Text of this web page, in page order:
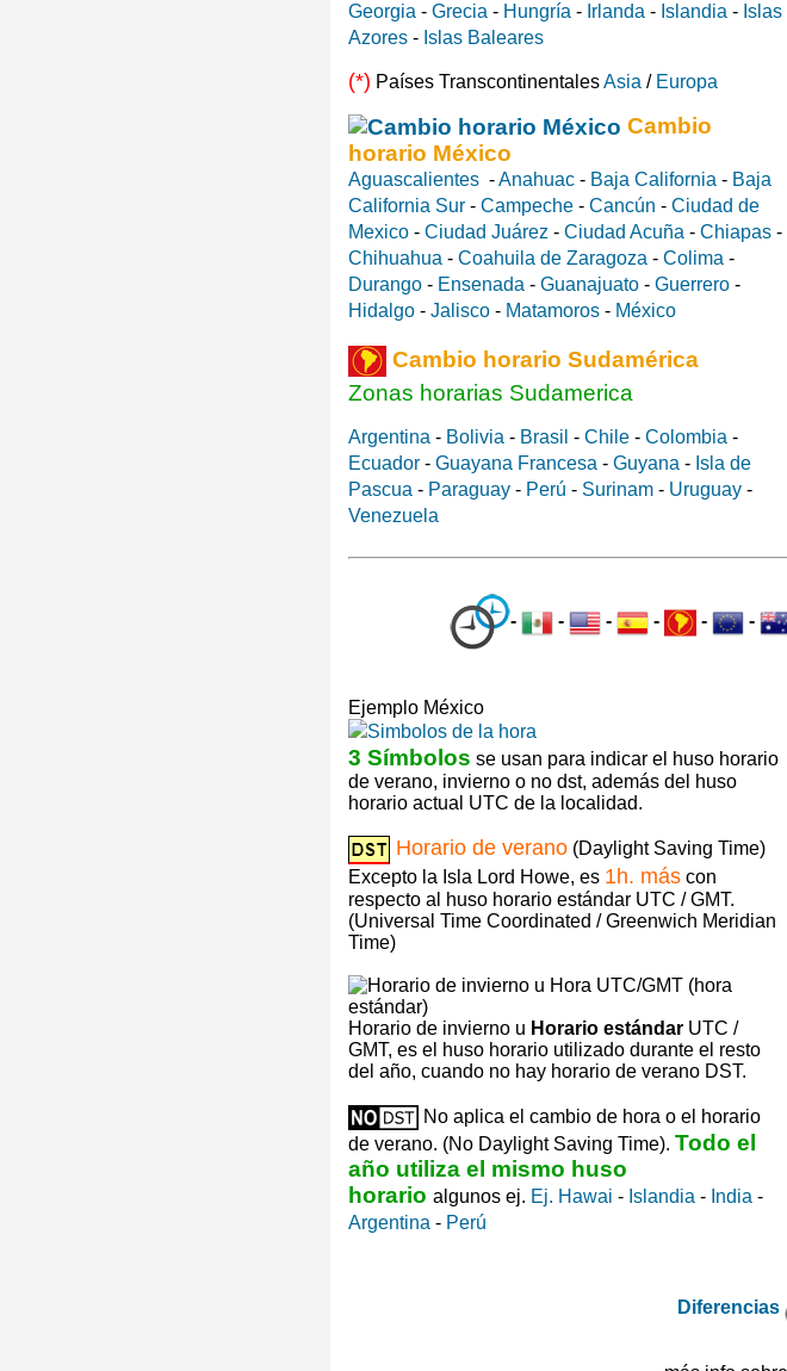
Georgia - Grecia - Hungría - Irlanda - Islandia - Islas
Azores - Islas Baleares
(*) Países TranscontinentalesAsia / Europa
Cambio
horario México
Aguascalientes -Anahuac - Baja California - Baja
California Sur - Campeche - Cancún - Ciudad de
Mexico - Ciudad Juárez - Ciudad Acuña - Chiapas -
Chihuahua - Coahuila de Zaragoza - Colima -
Durango - Ensenada - Guanajuato - Guerrero -
Hidalgo - Jalisco - Matamoros - México
Cambio horario Sudamérica
Zonas horarias Sudamerica
Argentina - Bolivia - Brasil - Chile - Colombia -
Ecuador - Guayana Francesa - Guyana - Isla de
Pascua - Paraguay - Perú - Surinam - Uruguay -
Venezuela
- - - - - -
Ejemplo México
3 Símbolos se usan para indicar el huso horario
de verano, invierno o no dst, además del huso
horario actual UTC de la localidad.
Horario de verano (Daylight Saving Time)
Excepto la Isla Lord Howe, es 1h. más con
respecto al huso horario estándar UTC / GMT.
(Universal Time Coordinated / Greenwich Meridian
Time)
Horario de invierno u Horario estándar UTC /
GMT, es el huso horario utilizado durante el resto
del año, cuando no hay horario de verano DST.
No aplica el cambio de hora o el horario
de verano. (No Daylight Saving Time). Todo el
año utiliza el mismo huso
horario algunos ej. Ej. Hawai - Islandia - India -
Argentina - Perú
Diferencias